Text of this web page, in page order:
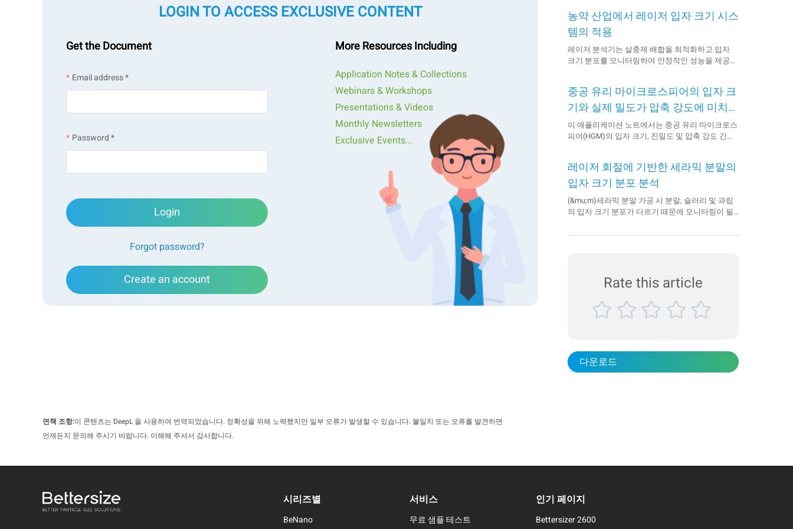
LOGIN TO ACCESS EXCLUSIVE CONTENT
Get the Document
Email address *
Password *
Login
Forgot password?
Create an account
More Resources Including
Application Notes & Collections
Webinars & Workshops
Presentations & Videos
Monthly Newsletters
Exclusive Events...
농약 산업에서 레이저 입자 크기 시스
템의 적용
레이저 분석기는 살충제 배합을 최적화하고 입자
크기 분포를 모니터링하여 안정적인 성능을 제공합
중공 유리 마이크로스피어의 입자 크
기와 실제 밀도가 압축 강도에 미치는
영향
이 애플리케이션 노트에서는 중공 유리 마이크로스
피어(HGM)의 입자 크기, 진밀도 및 압축 강도 간의
미터를 활용하여 입자 크기와 실제 밀도가 영향을
미친다는 것을 확인합니다.
레이저 회절에 기반한 세라믹 분말의
입자 크기 분포 분석
(&mu;m)세라믹 분말 가공 시 분말, 슬러리 및 과립
의 입자 크기 분포가 다르기 때문에 모니터링이 필
지 형태의 산화알루미늄을 베터사이저 ST로 측정
Rate this article
다운로드
면책 조항:이 콘텐츠는 DeepL 을 사용하여 번역되었습니다. 정확성을 위해 노력했지만 일부 오류가 발생할 수 있습니다. 불일치 또는 오류를 발견하면
언제든지 문의해 주시기 바랍니다. 이해해 주셔서 감사합니다.
시리즈별
BeNano
서비스
무료 샘플 테스트
인기 페이지
Bettersizer 2600